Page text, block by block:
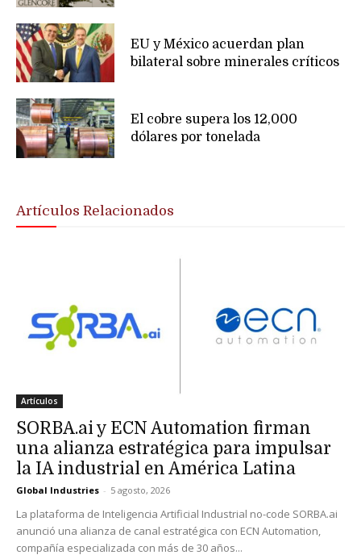
EU y México acuerdan plan
bilateral sobre minerales críticos
El cobre supera los 12,000
dólares por tonelada
Artículos Relacionados
Artículos
SORBA.ai y ECN Automation firman
una alianza estratégica para impulsar
la IA industrial en América Latina
Global Industries - 5 agosto, 2026
La plataforma de Inteligencia Artificial Industrial no-code SORBA.ai
anunció una alianza de canal estratégica con ECN Automation,
compañía especializada con más de 30 años...